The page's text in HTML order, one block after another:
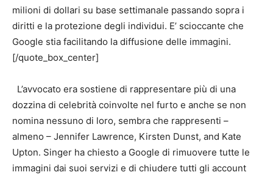
milioni di dollari su base settimanale passando sopra i
diritti e la protezione degli individui. E’ scioccante che
Google stia facilitando la diffusione delle immagini.
[/quote_box_center]
L’avvocato era sostiene di rappresentare più di una
dozzina di celebrità coinvolte nel furto e anche se non
nomina nessuno di loro, sembra che rappresenti –
almeno – Jennifer Lawrence, Kirsten Dunst, and Kate
Upton. Singer ha chiesto a Google di rimuovere tutte le
immagini dai suoi servizi e di chiudere tutti gli account